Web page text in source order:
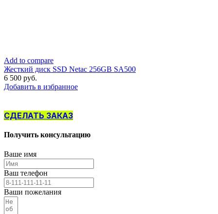
Add to compare
Жесткий диск SSD Netac 256GB SA500
6 500 руб.
Добавить в избранное
СДЕЛАТЬ ЗАКАЗ
Получить консультацию
Ваше имя
Ваш телефон
Ваши пожелания